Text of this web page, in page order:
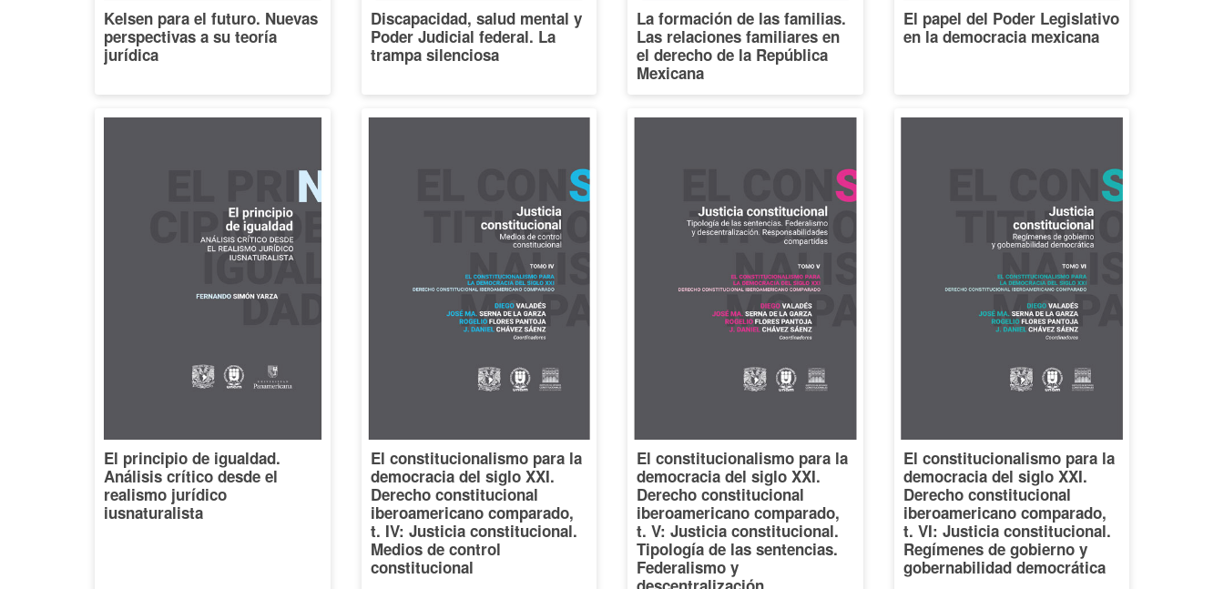
Kelsen para el futuro. Nuevas
perspectivas a su teoría
jurídica
Discapacidad, salud mental y
Poder Judicial federal. La
trampa silenciosa
La formación de las familias.
Las relaciones familiares en
el derecho de la República
Mexicana
El papel del Poder Legislativo
en la democracia mexicana
El principio de igualdad.
Análisis crítico desde el
realismo jurídico
iusnaturalista
El constitucionalismo para la
democracia del siglo XXI.
Derecho constitucional
iberoamericano comparado,
t. IV: Justicia constitucional.
Medios de control
constitucional
El constitucionalismo para la
democracia del siglo XXI.
Derecho constitucional
iberoamericano comparado,
t. V: Justicia constitucional.
Tipología de las sentencias.
Federalismo y
El constitucionalismo para la
democracia del siglo XXI.
Derecho constitucional
iberoamericano comparado,
t. VI: Justicia constitucional.
Regímenes de gobierno y
gobernabilidad democrática